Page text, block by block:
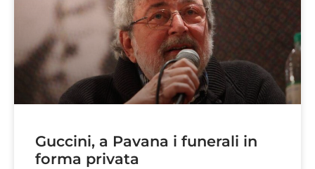
Guccini, a Pavana i funerali in
forma privata